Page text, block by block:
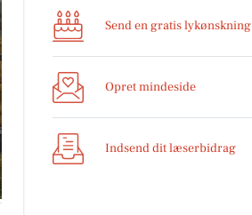
Send en gratis lykønskning
Opret mindeside
Indsend dit læserbidrag